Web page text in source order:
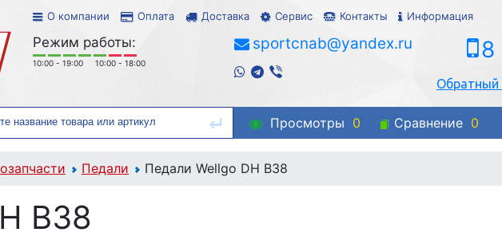
О компании Оплата Доставка Сервис Контакты Информация
Режим работы:
10:00 - 19:00 10:00 - 18:00
sportcnab@yandex.ru 8
Обратный
Просмотры 0 Сравнение 0
Педали Педали Wellgo DH B38
B38